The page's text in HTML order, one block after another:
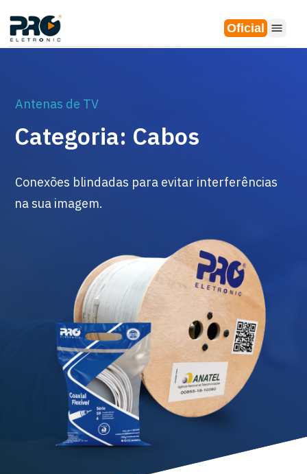
Oficial
Antenas de TV
Categoria: Cabos
Conexões blindadas para evitar interferências
na sua imagem.